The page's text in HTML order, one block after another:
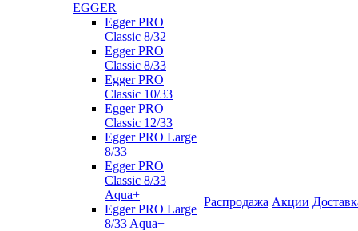
EGGER
Egger PRO
Classic 8/32
Egger PRO
Classic 8/33
Egger PRO
Classic 10/33
Egger PRO
Classic 12/33
Egger PRO Large
8/33
Egger PRO
Classic 8/33
Aqua+
Egger PRO Large
8/33 Aqua+
Распродажа Акции